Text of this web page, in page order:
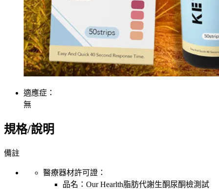
適應症：
無
規格/說明
備註
醫療器材許可證：
品名： Our Hearlth脂肪代謝生酮尿酮檢測試